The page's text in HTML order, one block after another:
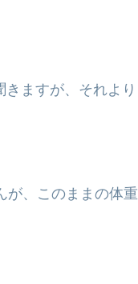
ますが、それより
が、このままの体重